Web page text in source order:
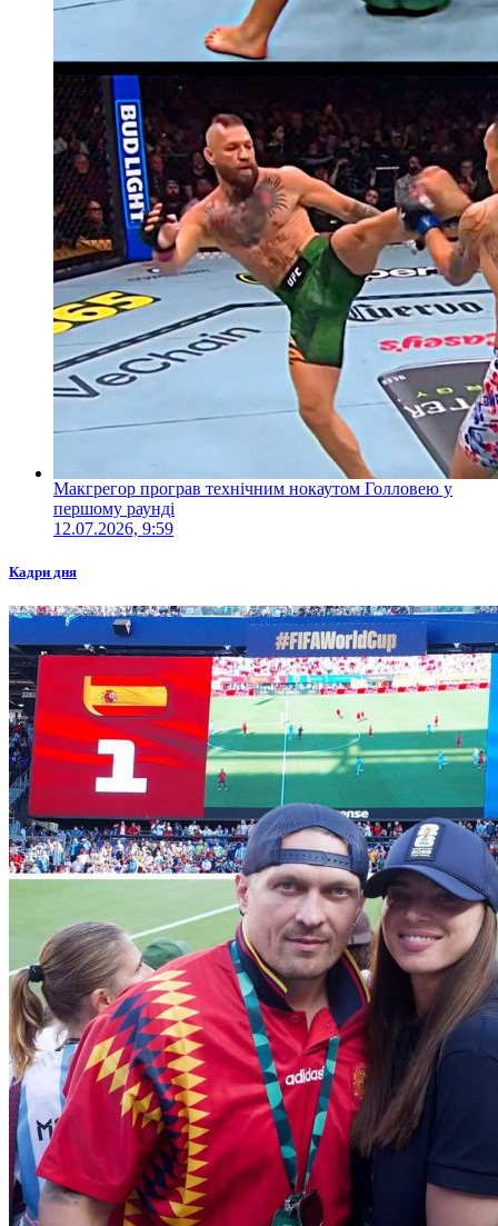
Макгрегор програв технічним нокаутом Голловею у
першому раунді
12.07.2026, 9:59
Кадри дня